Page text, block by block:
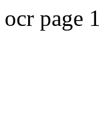
ocr page 1